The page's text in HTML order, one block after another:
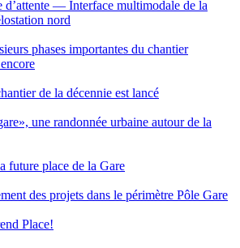
d’attente — Interface multimodale de la
nord
phases importantes du chantier
de la décennie est lancé
une randonnée urbaine autour de la
future place de la Gare
des projets dans le périmètre Pôle Gare
Place!